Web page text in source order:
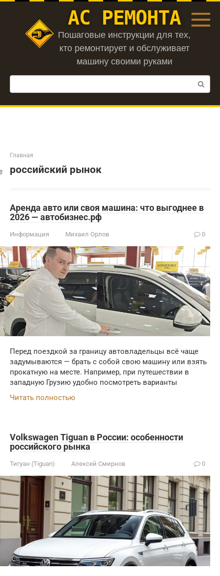
Перейти
АС РЕМОНТА
Пошаговые инструкции для тех,
кто ремонтирует и обслуживает
машину своими руками
Поиск:
Главная
российский рынок
Аренда авто или своя машина: что выгоднее в
2026 — автобизнес.рф
Информация Михаил Орлов 0
Перед поездкой за границу автовладельцы всё чаще
задумываются — брать с собой свою машину или взять
прокатную на месте. Например, при путешествии в
западную Грузию удобно посмотреть варианты
Читать полностью
Volkswagen Tiguan в России: особенности
российского рынка
Тигуан (Tiguan) Алексей Смирнов 0